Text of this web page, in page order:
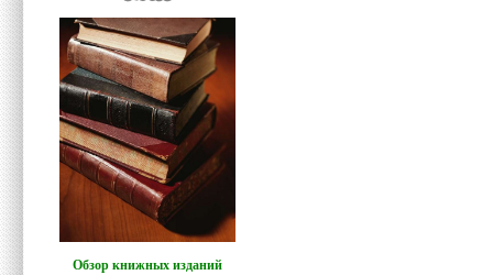
Обзор книжных изданий